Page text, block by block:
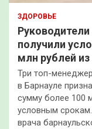
ЗДОРОВЬЕ
получили
млн рублей
Три топ-
в Барнауле
сумму более 100
условным
врача